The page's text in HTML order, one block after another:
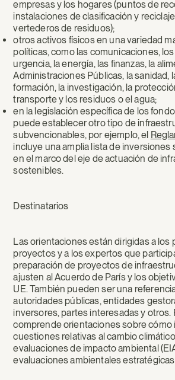
empresas y los hogares (puntos de
instalaciones de clasificación y
vertederos de residuos);
otros activos físicos en una variedad
políticas, como las comunicaciones,
urgencia, la energía, las finanzas, la
Administraciones Públicas, la sanidad,
formación, la investigación, la
transporte y los residuos o el agua;
en la legislación específica de los
puede establecer otro tipo de
subvencionables, por ejemplo, el
incluye una amplia lista de
en el marco del eje de actuación de
sostenibles.
Destinatarios
Las orientaciones están dirigidas a los
proyectos y a los expertos que
preparación de proyectos de
ajusten al Acuerdo de París y los
UE. También pueden ser una
autoridades públicas, entidades
inversores, partes interesadas y otros.
comprende orientaciones sobre cómo
cuestiones relativas al cambio
evaluaciones de impacto ambiental
evaluaciones ambientales estratégicas